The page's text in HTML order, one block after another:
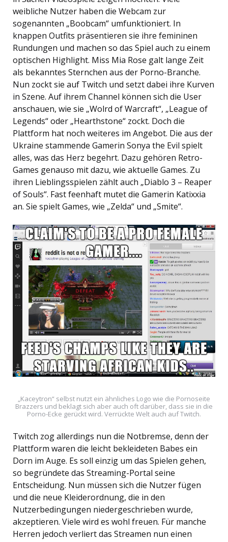
weibliche Nutzer haben die Webcam zur
sogenannten „Boobcam“ umfunktioniert. In
knappen Outfits präsentieren sie ihre femininen
Rundungen und machen so das Spiel auch zu einem
optischen Highlight. Miss Mia Rose galt lange Zeit
als bekanntes Sternchen aus der Porno-Branche.
Nun zockt sie auf Twitch und setzt dabei ihre Kurven
in Szene. Auf ihrem Channel können sich die User
anschauen, wie sie „Wolrd of Warcraft“, „League of
Legends“ oder „Hearthstone“ zockt. Doch die
Plattform hat noch weiteres im Angebot. Die aus der
Ukraine stammende Gamerin Sonya the Evil spielt
alles, was das Herz begehrt. Dazu gehören Retro-
Games genauso mit dazu, wie aktuelle Games. Zu
ihren Lieblingsspielen zählt auch „Diablo 3 – Reaper
of Souls“. Fast feenhaft mutet die Gamerin Katixxia
an. Sie spielt Games, wie „Zelda“ und „Smite“.
„Kaceytron“ selbst nutzt ein ähnliches Logo wie die Pornoseite
Brazzers und beklagt sich aber auch oft darüber, dass sie in die
Porno-Ecke gerückt wird. Verrückte Welt auch auf Twitch.
Twitch zog allerdings nun die Notbremse, denn der
Plattform waren die leicht bekleideten Babes ein
Dorn im Auge. Es soll einzig um das Spielen gehen,
so begründete das Streaming-Portal seine
Entscheidung. Nun müssen sich die Nutzer fügen
und die neue Kleiderordnung, die in den
Nutzerbedingungen niedergeschrieben wurde,
akzeptieren. Viele wird es wohl freuen. Für manche
Herren jedoch verliert das Streamen nun einen